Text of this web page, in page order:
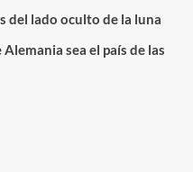
del lado oculto de la luna
sea el país de las